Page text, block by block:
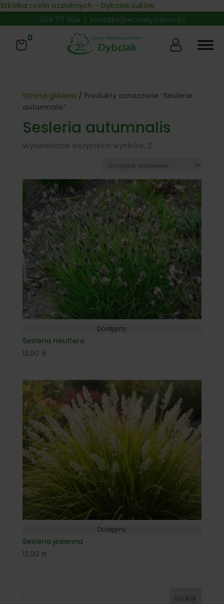
Skip to content
Szkółka roślin ozdobnych – Dybciak Łuków
509 711 564 | kontakt@krzewy.lukow.pl
0
Strona główna / Produkty oznaczone “Sesleria
autumnalis”
Sesleria autumnalis
Wyświetlanie wszystkich wyników: 2
Dostępny
Sesleria Heuflera
12,00 zł
Dostępny
Sesleria jesienna
12,00 zł
Szukaj